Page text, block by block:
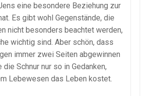
eine besondere Beziehung zur
Es gibt wohl Gegenstände, die
nicht besonders beachtet werden,
wichtig sind. Aber schön, dass
immer zwei Seiten abgewinnen
die Schnur nur so in Gedanken,
Lebewesen das Leben kostet.